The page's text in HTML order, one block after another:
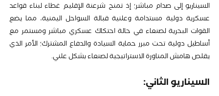
السيناريو إلى صدام مباشر؛ إذ تمنح شرعنة الإقليم غطاء لبناء قواعد
عسكرية دولية مستدامة وعلنية قبالة السواحل اليمنية، مما يضع
القوات البحرية لصنعاء في حالة احتكاك عسكري مباشر ومستمر مع
أساطيل دولية تحت مبرر حماية السيادة والدفاع المشترك؛ الأمر الذي
يقلص هامش المناورة الاستراتيجية لصنعاء بشكل علني.
السيناريو الثاني: